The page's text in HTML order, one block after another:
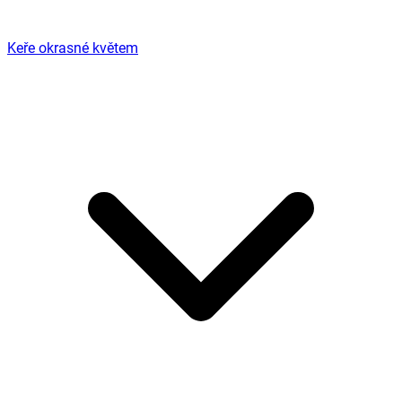
Keře okrasné květem